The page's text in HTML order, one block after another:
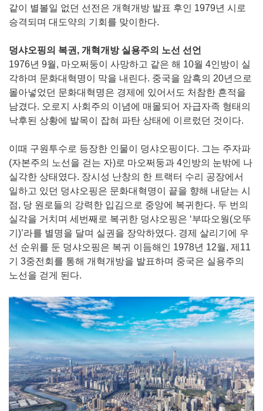
같이 별볼일 없던 선전은 개혁개방 발표 후인 1979년 시로
승격되며 대도약의 기회를 맞이한다.
덩샤오핑의 복권, 개혁개방 실용주의 노선 선언
1976년 9월, 마오쩌둥이 사망하고 같은 해 10월 4인방이 실
각하며 문화대혁명이 막을 내린다. 중국을 암흑의 20년으로
몰아넣었던 문화대혁명은 경제에 있어서도 처참한 흔적을
남겼다. 오로지 사회주의 이념에 매몰되어 자급자족 형태의
낙후된 상황에 발목이 잡혀 파탄 상태에 이르렀던 것이다.
이때 구원투수로 등장한 인물이 덩샤오핑이다. 그는 주자파
(자본주의 노선을 걷는 자)로 마오쩌둥과 4인방의 눈밖에 나
실각한 상태였다. 장시성 난창의 한 트랙터 수리 공장에서
일하고 있던 덩샤오핑은 문화대혁명이 끝을 향해 내닫는 시
점, 당 원로들의 강력한 입김으로 중앙에 복귀한다. 두 번의
실각을 거치며 세번째로 복귀한 덩샤오핑은 ‘부따오웡(오뚜
기)’라를 별명을 달며 실권을 장악하였다. 경제 살리기에 우
선 순위를 둔 덩샤오핑은 복귀 이듬해인 1978년 12월, 제11
기 3중전회를 통해 개혁개방을 발표하며 중국은 실용주의
노선을 걷게 된다.